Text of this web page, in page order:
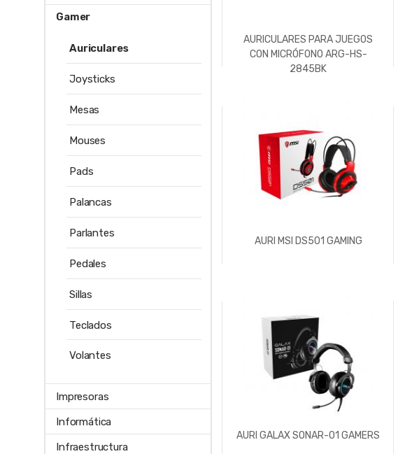
AURICULARES PARA JUEGOS
CON MICRÓFONO ARG-HS-
2845BK
AURI MSI DS501 GAMING
AURI GALAX SONAR-01 GAMERS
Gamer
Auriculares
Joysticks
Mesas
Mouses
Pads
Palancas
Parlantes
Pedales
Sillas
Teclados
Volantes
Impresoras
Informática
Infraestructura